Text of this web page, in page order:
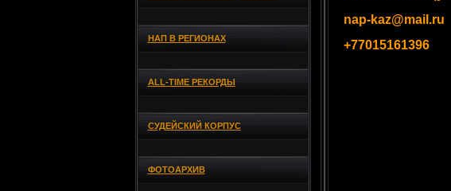
НАП В РЕГИОНАХ
ALL-TIME РЕКОРДЫ
СУДЕЙСКИЙ КОРПУС
ФОТОАРХИВ
nap-kaz@mail.ru
+77015161396